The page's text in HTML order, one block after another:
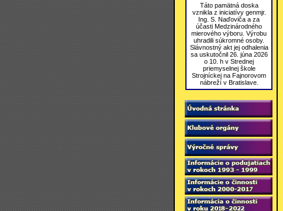
Táto pamätná doska
vznikla z iniciatívy genmjr.
Ing. S. Naďoviča a za
účasti Medzinárodného
mierového výboru. Výrobu
uhradili súkromné osoby.
Slávnostný akt jej odhalenia
sa uskutočnil 26. júna 2026
o 10. h v Strednej
priemyselnej škole
Strojníckej na Fajnorovom
nábreží v Bratislave.